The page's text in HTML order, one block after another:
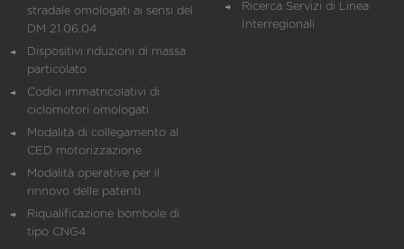
stradale omologati ai sensi del
DM 21.06.04
Dispositivi riduzioni di massa
particolato
Codici immatricolativi di
ciclomotori omologati
Modalità di collegamento al
CED motorizzazione
Modalità operative per il
rinnovo delle patenti
Riqualificazione bombole di
tipo CNG4
Ricerca Servizi di Linea
Interregionali